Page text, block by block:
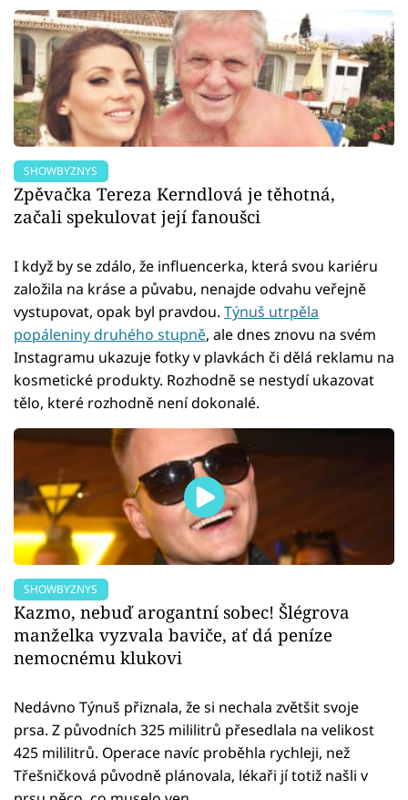
SHOWBYZNYS
Zpěvačka Tereza Kerndlová je těhotná,
začali spekulovat její fanoušci
I když by se zdálo, že influencerka, která svou kariéru
založila na kráse a půvabu, nenajde odvahu veřejně
vystupovat, opak byl pravdou. Týnuš utrpěla
popáleniny druhého stupně, ale dnes znovu na svém
Instagramu ukazuje fotky v plavkách či dělá reklamu na
kosmetické produkty. Rozhodně se nestydí ukazovat
tělo, které rozhodně není dokonalé.
SHOWBYZNYS
Kazmo, nebuď arogantní sobec! Šlégrova
manželka vyzvala baviče, ať dá peníze
nemocnému klukovi
Nedávno Týnuš přiznala, že si nechala zvětšit svoje
prsa. Z původních 325 mililitrů přesedlala na velikost
425 mililitrů. Operace navíc proběhla rychleji, než
Třešničková původně plánovala, lékaři jí totiž našli v